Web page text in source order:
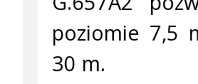
poziomie 7,5
30 m.